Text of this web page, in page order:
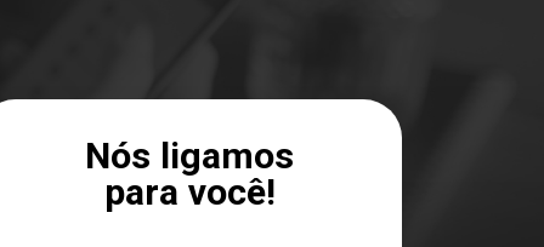
Nós ligamos
para você!